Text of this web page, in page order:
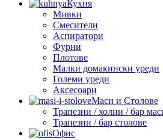
Кухня
Мивки
Смесители
Аспиратори
Фурни
Плотове
Малки домакински уреди
Големи уреди
Аксесоари
Маси и Столове
Трапезни / холни / бар
Трапезни / бар столове
Офис